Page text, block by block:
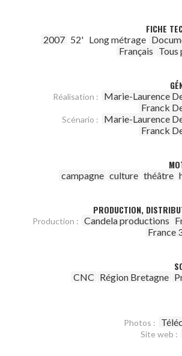
FICHE
2007 52' Long métrage
Français Tous
Réalisation :
Marie-Laurence
Franck
Scénario :
Marie-Laurence
Franck
campagne culture théâtre
PRODUCTION,
Production : Candela productions
France
CNC Région Bretagne
Photos :
Site web :